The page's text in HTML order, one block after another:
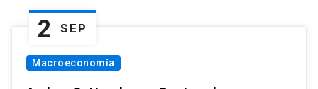
2 SEP
Macroeconomía